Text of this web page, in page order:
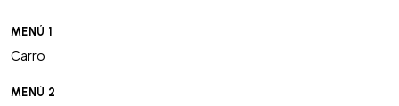
MENÚ 1
Carro
MENÚ 2